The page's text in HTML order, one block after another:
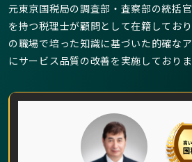
元東京国税局の調査部・査察部の統括
を持つ税理士が顧問として在籍してお
の職場で培った知識に基づいた的確な
にサービス品質の改善を実施しておりま